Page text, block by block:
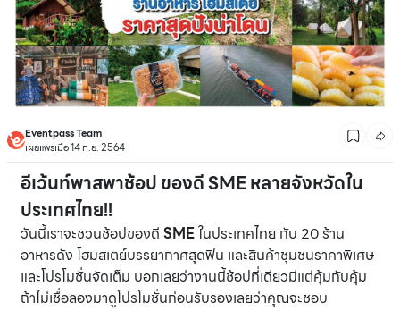
Eventpass Team
เผยแพร่เมื่อ 14 ก.ย. 2564
อีเว้นท์พาสพาช้อป ของดี SME หลายจังหวัดใน
ประเทศไทย!!
วันนี้เราจะชวนช้อปของดี SMEในประเทศไทย กับ 20 ร้าน
อาหารดัง โฮมสเตย์บรรยากาศสุดฟิน และสินค้าชุมชนราคาพิเศษ
และโปรโมชั่นจัดเต็ม บอกเลยว่างานนี้ช้อปที่เดียวมีแต่คุ้มกับคุ้ม
ถ้าไม่เชื่อลองมาดูโปรโมชั่นก่อนรับรองเลยว่าคุณจะชอบ